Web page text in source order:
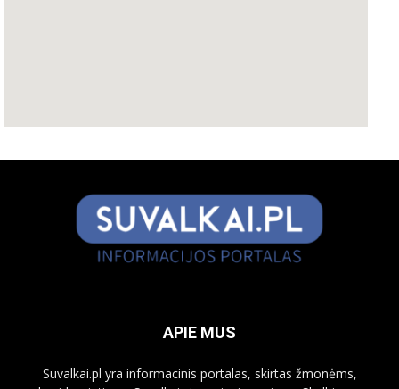
APIE MUS
Suvalkai.pl yra informacinis portalas, skirtas žmonėms,